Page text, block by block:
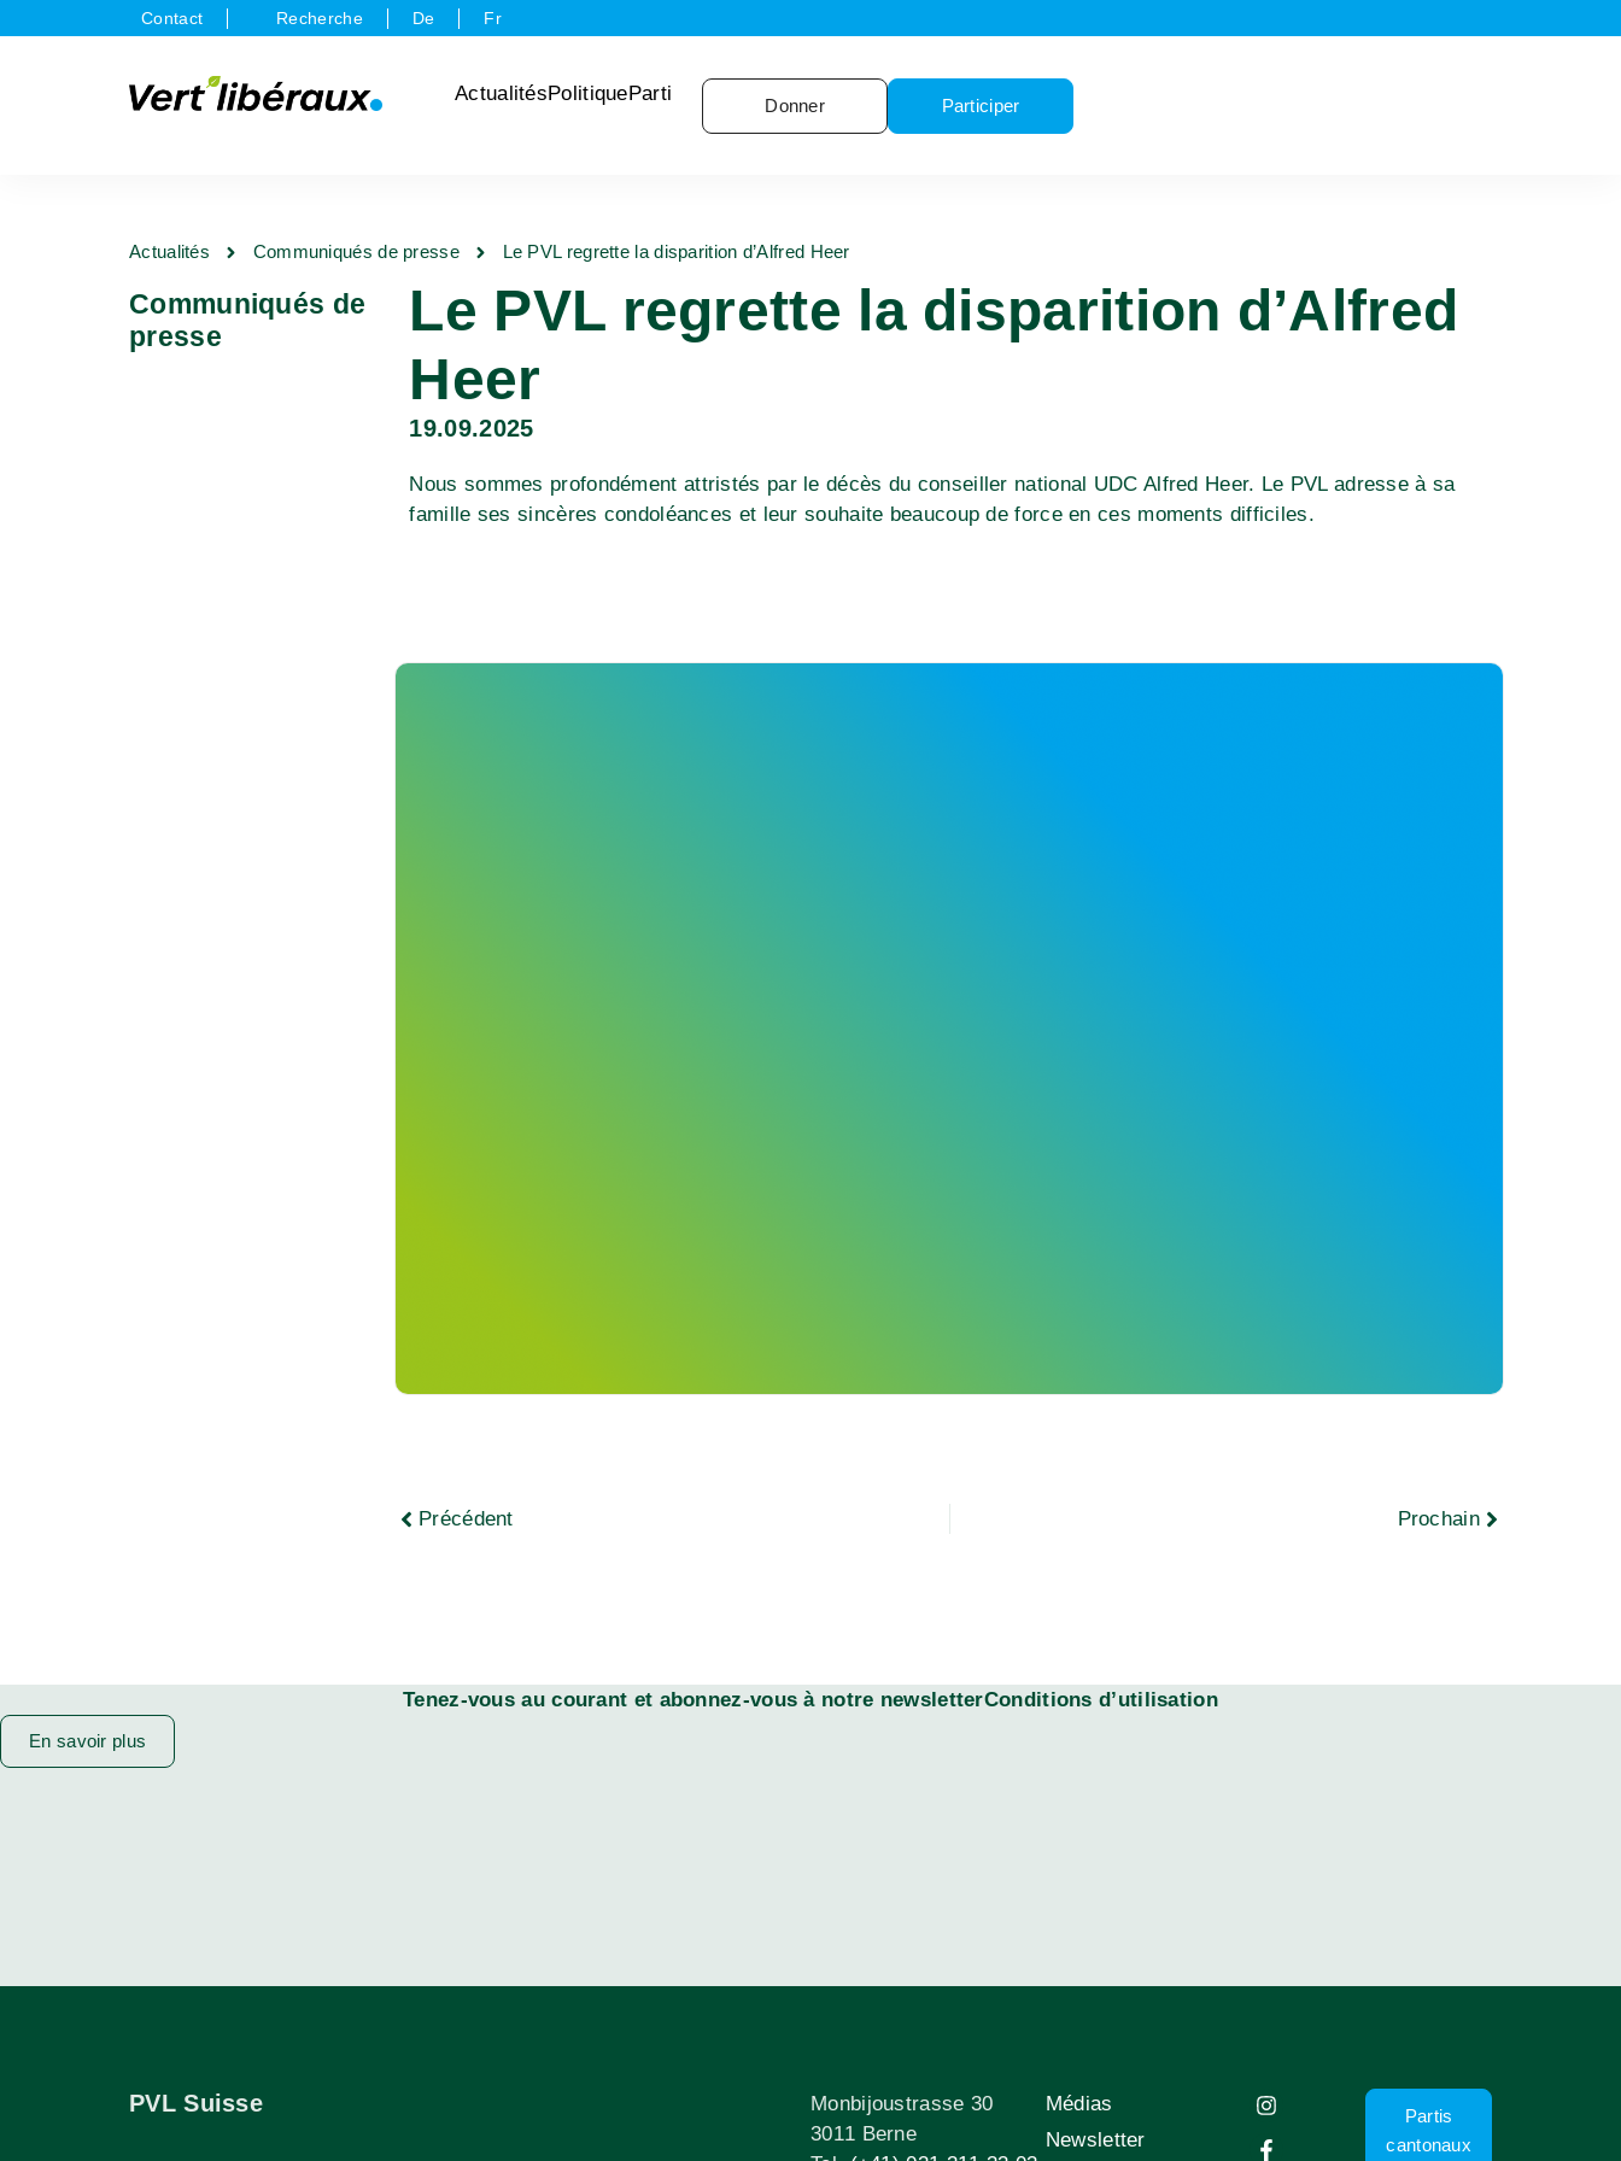
Contact Recherche De Fr
ActualitésPolitiqueParti
Donner Participer
Actualités Communiqués de presse Le PVL regrette la disparition d’Alfred Heer
Communiqués de
presse
Le PVL regrette la disparition d’Alfred
Heer
19.09.2025
Nous sommes profondément attristés par le décès du conseiller national UDC Alfred Heer. Le PVL adresse à sa
famille ses sincères condoléances et leur souhaite beaucoup de force en ces moments difficiles.
Précédent Prochain
Tenez-vous au courant et abonnez-vous à notre newsletterConditions d’utilisation
En savoir plus
PVL Suisse
Monbijoustrasse 30
3011 Berne
Médias
Newsletter
Partis
cantonaux